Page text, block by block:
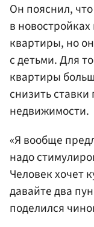
Он пояснил,
в
квартиры, но
с детьми. Для
квартиры
снизить
недвижимости.
«Я вообще
надо
Человек хочет
давайте два
поделился